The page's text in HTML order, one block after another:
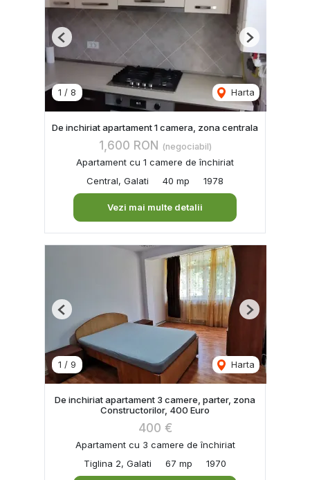
1 / 8 Harta
Previous Next
De inchiriat apartament 1 camera, zona centrala
1,600 RON (negociabil)
Apartament cu 1 camere de închiriat
Central, Galati
40 mp 1978
Vezi mai multe detalii
1 / 9 Harta
Previous Next
De inchiriat apartament 3 camere, parter, zona
Constructorilor, 400 Euro
400 €
Apartament cu 3 camere de închiriat
Tiglina 2, Galati
67 mp 1970